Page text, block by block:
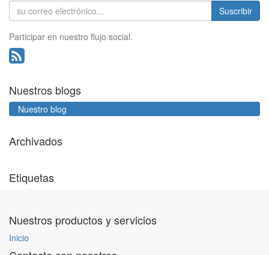
Suscribir
Participar en nuestro flujo social.
Nuestros blogs
Nuestro blog
Archivados
Etiquetas
Nuestros productos y servicios
Inicio